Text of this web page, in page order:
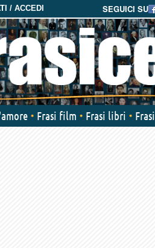
SEGUICI SU
/ ACCEDI
Frasi film Frasi libri